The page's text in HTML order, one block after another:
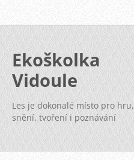
Ekoškolka
Vidoule
Les je dokonalé místo pro hru,
snění, tvoření i poznávání